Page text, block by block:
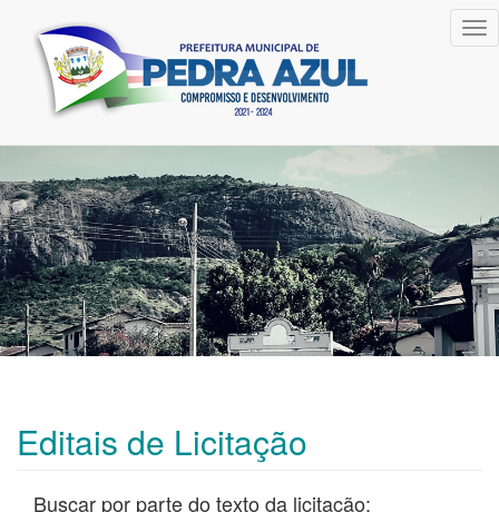
Editais de Licitação
Buscar por parte do texto da licitação: